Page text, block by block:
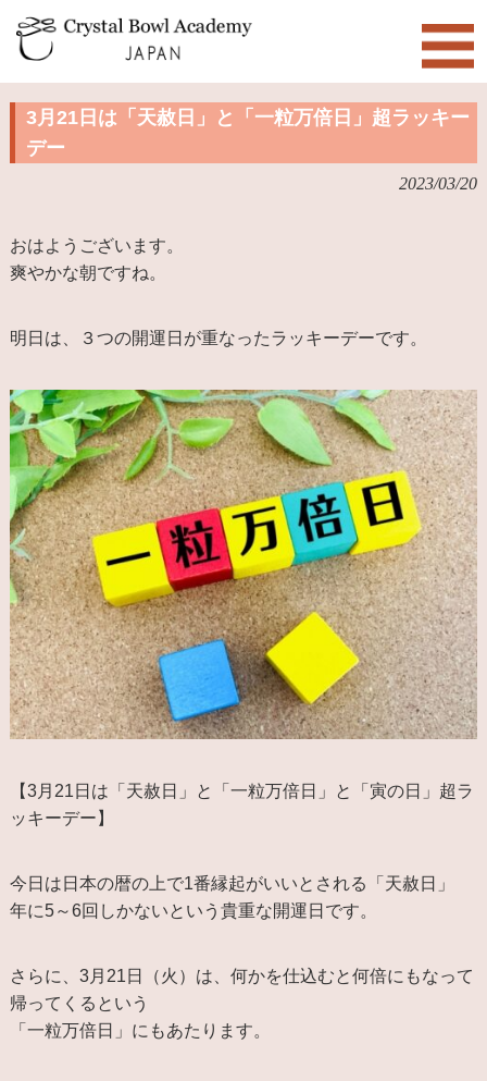
3月21日は「天赦日」と「一粒万倍日」超ラッキー
デー
2023/03/20
おはようございます。
爽やかな朝ですね。
明日は、３つの開運日が重なったラッキーデーです。
【3月21日は「天赦日」と「一粒万倍日」と「寅の日」超ラ
ッキーデー】
今日は日本の暦の上で1番縁起がいいとされる「天赦日」
年に5～6回しかないという貴重な開運日です。
さらに、3月21日（火）は、何かを仕込むと何倍にもなって
帰ってくるという
「一粒万倍日」にもあたります。